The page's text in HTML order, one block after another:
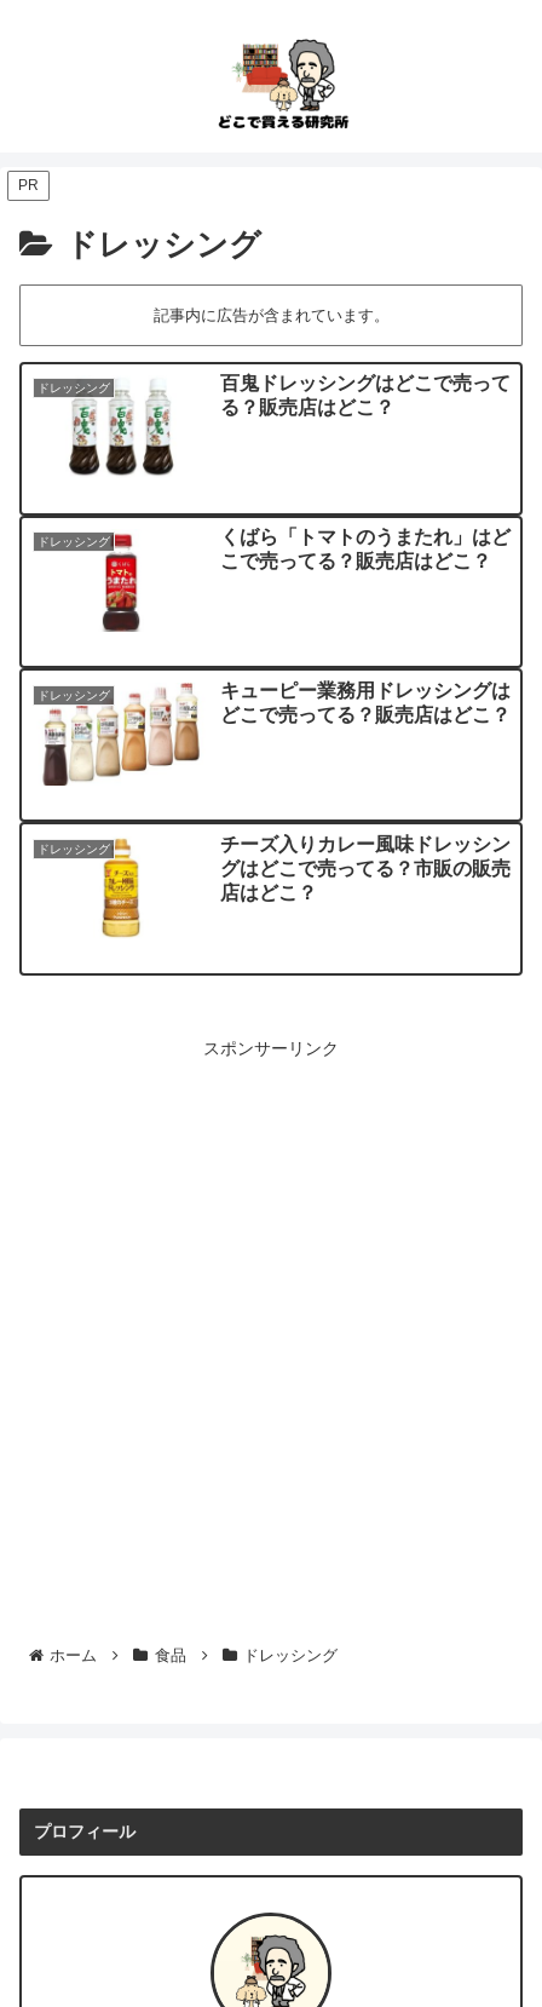
PR
ドレッシング
記事内に広告が含まれています。
ドレッシング
百鬼ドレッシングはどこで売って
る？販売店はどこ？
ドレッシング
くばら「トマトのうまたれ」はど
こで売ってる？販売店はどこ？
ドレッシング
キューピー業務用ドレッシングは
どこで売ってる？販売店はどこ？
ドレッシング
チーズ入りカレー風味ドレッシン
グはどこで売ってる？市販の販売
店はどこ？
スポンサーリンク
ホーム 食品 ドレッシング
プロフィール